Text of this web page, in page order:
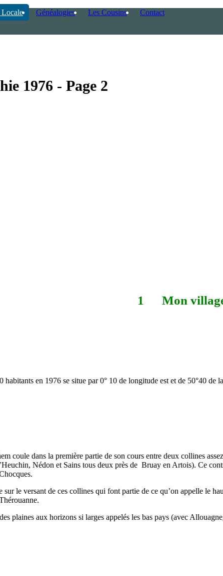
Généalogies Les Cousins Contact
1976 - Page 2
1 Mon
en 1976 se situe par 0° 10 de longitude est et de 50°40 de
coule dans la première partie de son cours entre deux collines
Nédon et Sains tous deux près de Bruay en Artois). Ce
le versant de ces collines qui font partie de ce qu’on appelle le
plaines aux horizons si larges appelés les bas pays (avec